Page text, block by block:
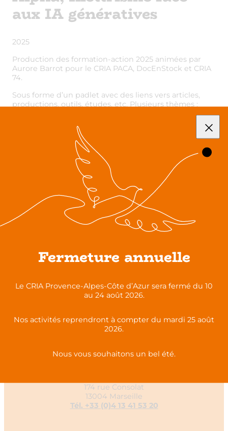
aux IA génératives
2025
Production des formation-action 2025 animées par
Aurore Barrot pour le CRIA PACA, DocEnStock et CRIA
74.
Sous forme d’un padlet avec des liens vers articles,
productions, outils, études, etc. Plusieurs thèmes :
Qu’est-ce qu’une IA générative ?
Le coût cognitif des IA
Le coût environnemental des IA
Quel outil d’IA pour quoi faire ?
Comment utiliser les outils d’IA
Consulter
174 rue Consolat
13004 Marseille
Tél. +33 (0)4 13 41 53 20
Fermeture annuelle
Le CRIA Provence-Alpes-Côte d’Azur sera fermé du 10
au 24 août 2026.
Nos activités reprendront à compter du mardi 25 août
2026.
Nous vous souhaitons un bel été.